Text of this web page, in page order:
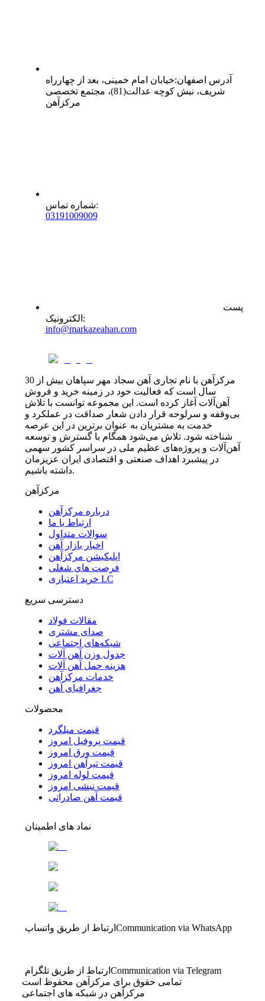
آدرس اصفهان:خیابان امام خمینی، بعد از چهارراه
شریف، نبش کوچه عدالت(81)، مجتمع تخصصی
مرکزآهن
شماره تماس:
03191009009
پست
الکترونیک :
info@markazeahan.com
مرکزآهن با نام تجاری آهن سجاد مهر سپاهان بیش از 30
سال است که فعالیت خود در زمینه خرید و فروش
آهن‌آلات آغاز کرده است. این مجموعه توانست با تلاش
بی‌وقفه و سرلوحه قرار دادن شعار صداقت در عملکرد و
خدمت به مشتریان به عنوان برترین در این عرصه
شناخته شود. تلاش می‌شود همگام با گسترش و توسعه
آهن‌آلات و پروژه‌های عظیم ملی در سراسر کشور سهمی
در پیشبرد اهداف صنعتی و اقتصادی ایران عزیزمان
داشته باشیم.
مرکزآهن
درباره مرکزآهن
ارتباط با ما
سوالات متداول
اخبار بازار آهن
اپلیکیشن مرکزآهن
فرصت های شغلی
خرید اعتباری LC
دسترسی سریع
مقالات فولاد
صدای مشتری
شبکه‌های اجتماعی
جدول وزن آهن آلات
هزینه حمل آهن آلات
خدمات مرکزآهن
جغرافیای آهن
محصولات
قیمت میلگرد
قیمت پروفیل امروز
قیمت ورق امروز
قیمت تیرآهن امروز
قیمت لوله امروز
قیمت نبشی امروز
قیمت آهن صادراتی
نماد های اطمینان
ارتباط از طریق واتساپ Communication via WhatsApp
ارتباط از طریق تلگرام Communication via Telegram
تمامی حقوق برای مرکزآهن محفوظ است
مرکزآهن در شبکه های اجتماعی